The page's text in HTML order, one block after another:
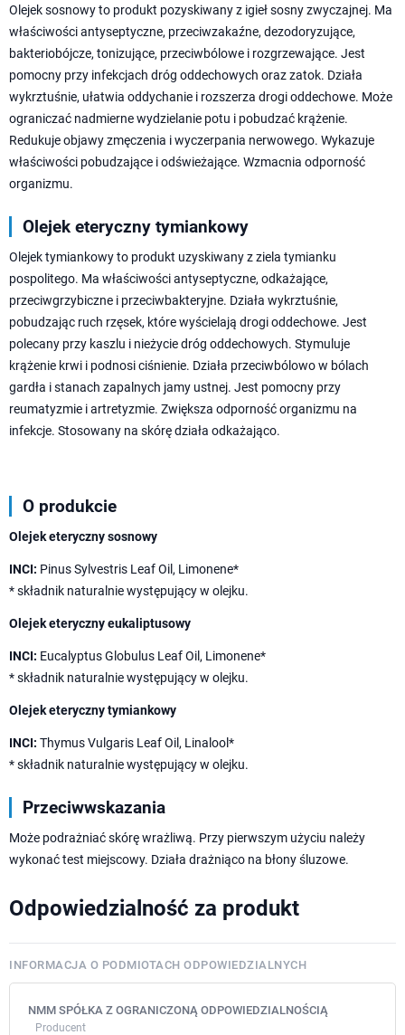
Olejek sosnowy to produkt pozyskiwany z igieł sosny zwyczajnej. Ma
właściwości antyseptyczne, przeciwzakaźne, dezodoryzujące,
bakteriobójcze, tonizujące, przeciwbólowe i rozgrzewające. Jest
pomocny przy infekcjach dróg oddechowych oraz zatok. Działa
wykrztuśnie, ułatwia oddychanie i rozszerza drogi oddechowe. Może
ograniczać nadmierne wydzielanie potu i pobudzać krążenie.
Redukuje objawy zmęczenia i wyczerpania nerwowego. Wykazuje
właściwości pobudzające i odświeżające. Wzmacnia odporność
organizmu.
Olejek eteryczny tymiankowy
Olejek tymiankowy to produkt uzyskiwany z ziela tymianku
pospolitego. Ma właściwości antyseptyczne, odkażające,
przeciwgrzybiczne i przeciwbakteryjne. Działa wykrztuśnie,
pobudzając ruch rzęsek, które wyścielają drogi oddechowe. Jest
polecany przy kaszlu i nieżycie dróg oddechowych. Stymuluje
krążenie krwi i podnosi ciśnienie. Działa przeciwbólowo w bólach
gardła i stanach zapalnych jamy ustnej. Jest pomocny przy
reumatyzmie i artretyzmie. Zwiększa odporność organizmu na
infekcje. Stosowany na skórę działa odkażająco.
O produkcie
Olejek eteryczny sosnowy
INCI: Pinus Sylvestris Leaf Oil, Limonene*
* składnik naturalnie występujący w olejku.
Olejek eteryczny eukaliptusowy
INCI: Eucalyptus Globulus Leaf Oil, Limonene*
* składnik naturalnie występujący w olejku.
Olejek eteryczny tymiankowy
INCI: Thymus Vulgaris Leaf Oil, Linalool*
* składnik naturalnie występujący w olejku.
Przeciwwskazania
Może podrażniać skórę wrażliwą. Przy pierwszym użyciu należy
wykonać test miejscowy. Działa drażniąco na błony śluzowe.
Odpowiedzialność za produkt
INFORMACJA O PODMIOTACH ODPOWIEDZIALNYCH
NMM SPÓŁKA Z OGRANICZONĄ ODPOWIEDZIALNOŚCIĄ
Producent